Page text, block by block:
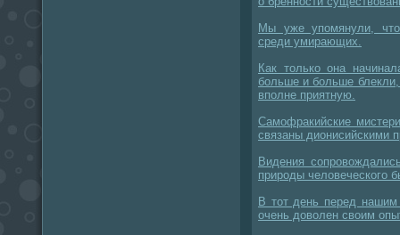
Мы уже упомянули,
среди умирающих.
Как только она
больше и больше
вполне приятную.
Самофракийские
связаны дионисийскими
Видения
природы человеческого
В тот день перед
очень доволен своим